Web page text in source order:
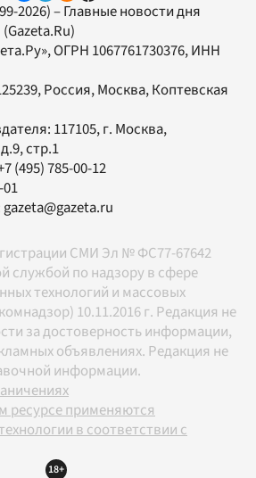
2026) – Главные новости дня
(Gazeta.Ru)
, ОГРН 1067761730376, ИНН
Россия, Москва, Коптевская
117105, г. Москва,
стр.1
(495) 785-00-12
01
gazeta@gazeta.ru
СМИ Эл № ФС77-67642
службой по надзору в сфере
технологий и массовых
10.11.2016 г. Редакция не
за достоверность информации,
объявлениях. Редакция не
информации.
ресурсе применяются
в соответствии с
18+